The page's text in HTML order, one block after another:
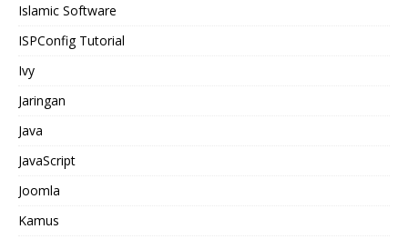
Islamic Software
ISPConfig Tutorial
Ivy
Jaringan
Java
JavaScript
Joomla
Kamus